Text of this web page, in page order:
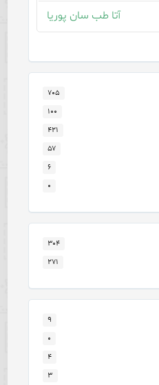
آتا طب سان پوریا
۷۰۵
۱۰۰
۴۲۱
۵۷
۶
۰
۳۰۴
۲۷۱
۹
۰
۴
۳